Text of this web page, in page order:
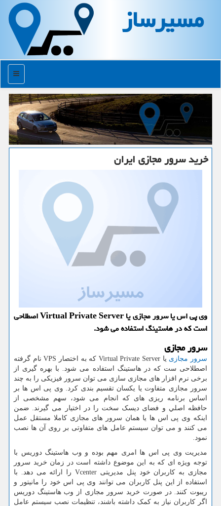
مسیرساز
منو
خرید سرور مجازی ایران
وی پی اس یا سرور مجازی یا Virtual Private Server اصطلاحی
است كه در هاستینگ استفاده می شود.
سرور مجازی
سرور مجازی یا Virtual Private Server که به اختصار VPSنام گرفته
اصطلاحی ست که در هاستینگ استفاده می شود. با بهره گیری از
برخی نرم افزار های مجازی سازی می توان سرور فیزیکی را به چند
سرور مجازی متفاوت یا یکسان تقسیم بندی کرد. وی پی اس ها بر
اساس برنامه ریزی های که انجام می شود، سهم مشخصی از
حافظه اصلي و فضای ديسک سخت را در اختیار می گیرند. ضمن
اینکه وی پی اس ها یا همان سرور های مجازی کاملا مستقل عمل
می کنند و می توان سیستم عامل های متفاوتی بر روی آن ها نصب
نمود.
مدیریت وی پی اس ها امری مهم بوده و وب هاستینگ دوریس با
توجه ویژه ای که به این موضوع داشته است در زمان خرید سرور
مجازی به کاربران خود پنل مدیریتی Vcenterرا ارائه می دهد. با
استفاده از این پنل کاربران می توانند وی پی اس خود را مانیتور و
ریبوت کنند. در صورت خرید سرور مجازی از وب هاستینگ دوریس
اگر کاربران نیاز به کمک داشته باشند، تنظیمات نصب سیستم عامل